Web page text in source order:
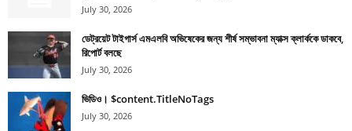
July 30, 2026
ডেট্রয়েট টাইগার্স এমএলবি অভিষেকের জন্য শীর্ষ সম্ভাবনা ম্যাক্স ক্লার্ককে ডাকবে,
রিপোর্ট বলছে
July 30, 2026
ভিডিও। $content.TitleNoTags
July 30, 2026